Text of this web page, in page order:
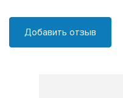
Добавить отзыв